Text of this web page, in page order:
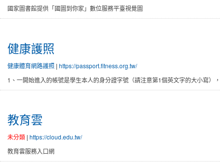
國家圖書館提供「國圖到你家」數位服務平臺視覺圖
健康護照
健康體育網路護照 | https://passport.fitness.org.tw/
1、一開始進入的帳號是學生本人的身分證字號（請注意第1個英文字的大小寫）
教育雲
未分類 | https://cloud.edu.tw/
教育雲服務入口網